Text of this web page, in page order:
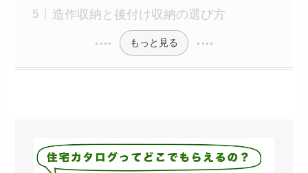
造作収納と後付け収納の選び方
もっと見る